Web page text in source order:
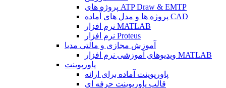
پروژه های ATP Draw & EMTP
پروژه ها و مدل های آماده CAD
نرم افزار MATLAB
نرم افزار Proteus
آموزش مجازی و مالتی مدیا
ویدیوهای آموزشی نرم افزار MATLAB
پاورپوینت
پاورپوینت آماده برای ارائه
قالب پاورپوینت حرفه ای